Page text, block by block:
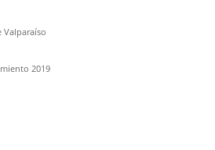
Valparaíso
2019